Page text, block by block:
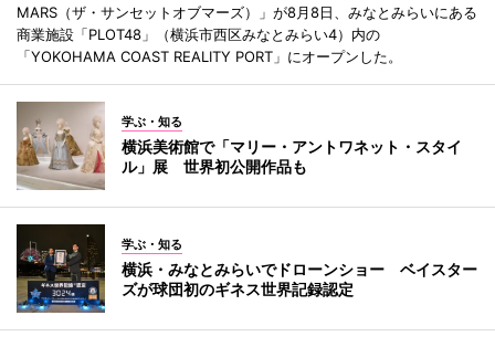
MARS（ザ・サンセットオブマーズ）」が8月8日、みなとみらいにある
商業施設「PLOT48」（横浜市西区みなとみらい4）内の
「YOKOHAMA COAST REALITY PORT」にオープンした。
学ぶ・知る
横浜美術館で「マリー・アントワネット・スタイ
ル」展 世界初公開作品も
学ぶ・知る
横浜・みなとみらいでドローンショー ベイスター
ズが球団初のギネス世界記録認定